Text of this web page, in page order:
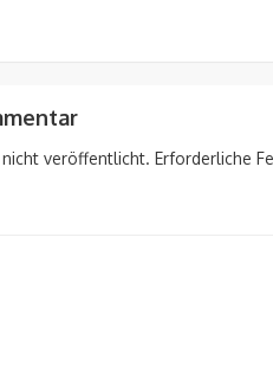
veröffentlicht. Erforderliche